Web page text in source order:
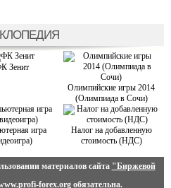
Зенит
Олимпийские игры 2014
(Олимпиада в Сочи)
игра
Налог на добавленную
стоимость (НДС)
материалов сайта "Биржевой
forex.orgобязательна.